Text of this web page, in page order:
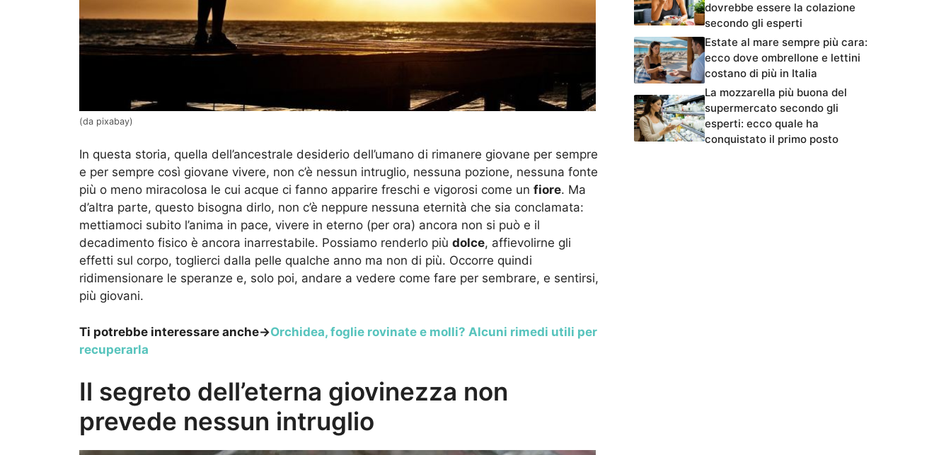
(da pixabay)
In questa storia, quella dell’ancestrale desiderio dell’umano di rimanere giovane per sempre
e per sempre così giovane vivere, non c’è nessun intruglio, nessuna pozione, nessuna fonte
più o meno miracolosa le cui acque ci fanno apparire freschi e vigorosi come un fiore. Ma
d’altra parte, questo bisogna dirlo, non c’è neppure nessuna eternità che sia conclamata:
mettiamoci subito l’anima in pace, vivere in eterno (per ora) ancora non si può e il
decadimento fisico è ancora inarrestabile. Possiamo renderlo più dolce, affievolirne gli
effetti sul corpo, toglierci dalla pelle qualche anno ma non di più. Occorre quindi
ridimensionare le speranze e, solo poi, andare a vedere come fare per sembrare, e sentirsi,
più giovani.
Ti potrebbe interessare anche->Orchidea, foglie rovinate e molli? Alcuni rimedi utili per
recuperarla
Il segreto dell’eterna giovinezza non
prevede nessun intruglio
dovrebbe essere la colazione
secondo gli esperti
Estate al mare sempre più cara:
ecco dove ombrellone e lettini
costano di più in Italia
La mozzarella più buona del
supermercato secondo gli
esperti: ecco quale ha
conquistato il primo posto